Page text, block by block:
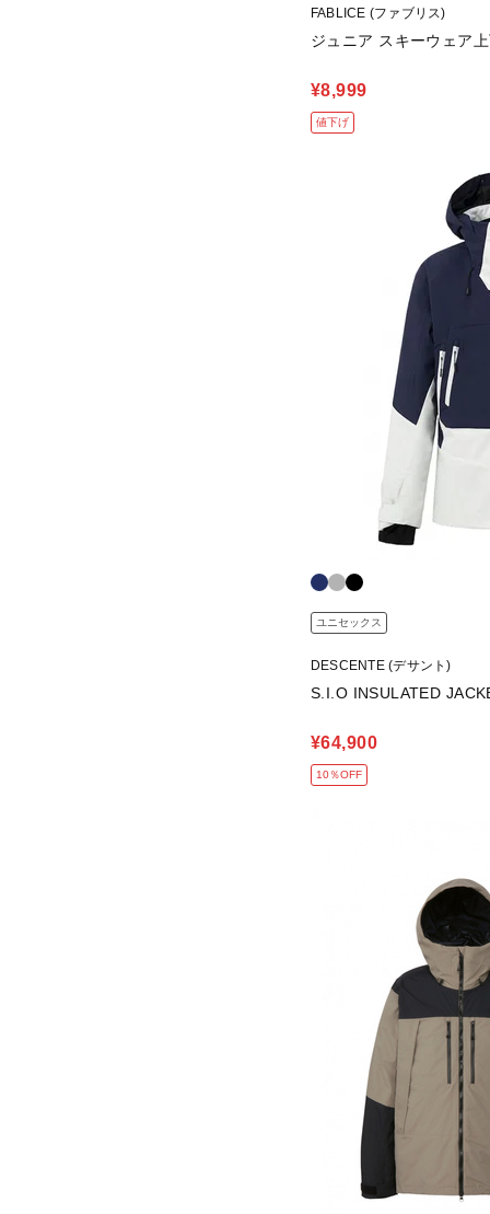
FABLICE (ファブリス)
ジュニア スキーウェア
¥8,999
値下げ
ユニセックス
DESCENTE (デサント)
S.I.O INSULATED
¥64,900
10％OFF